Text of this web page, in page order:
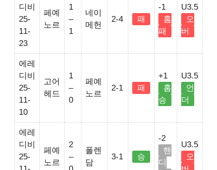
디비
25-
11-
23
페예
노르
1
–
1
네이
메헌
2-4 패
-1
홈
패
U3.5
오
버
에레
디비
25-
11-
10
고어
헤드
1
–
0
페예
노르
2-1 패
+1
홈
승
U3.5
언
더
에레
디비
25-
페예
노르
2
–
폴렌
담
3-1 승
-2
핸
디
U3.5
오